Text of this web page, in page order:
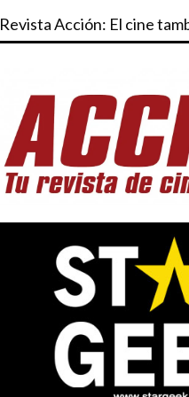
Revista Acción: El cine